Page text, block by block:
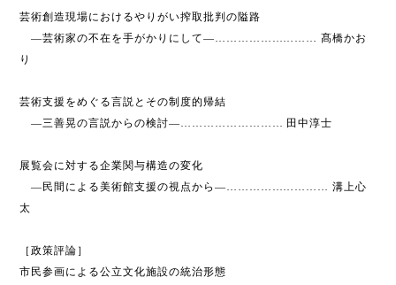
芸術創造現場におけるやりがい搾取批判の隘路
―芸術家の不在を手がかりにして―……………………… 髙橋かお
り
芸術支援をめぐる言説とその制度的帰結
―三善晃の言説からの検討―……………………… 田中淳士
展覧会に対する企業関与構造の変化
―民間による美術館支援の視点から―……………………… 溝上心
太
［政策評論］
市民参画による公立文化施設の統治形態